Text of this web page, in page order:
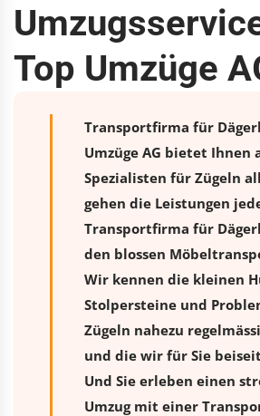
Top Umzüge
Transportfirma für
Umzüge AG bietet Ihnen
Spezialisten für Zügeln
gehen die Leistungen
Transportfirma für
den blossen
Wir kennen die kleinen
Stolpersteine und
Zügeln nahezu
und die wir für Sie
Und Sie erleben einen
Umzugmit einer